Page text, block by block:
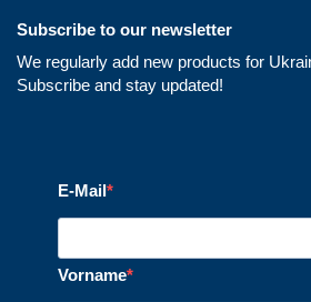
Subscribe to our newsletter
We regularly add new products for
Subscribe and stay updated!
E-Mail
Vorname